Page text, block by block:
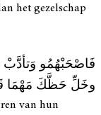
het gezelschap
فَاصْحَبْهُمُو
وخَلِّ حَظَّكَ مَهْمَا
van hun